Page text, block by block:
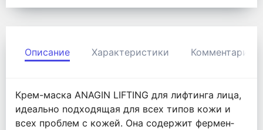
Описание Характеристики Комментарии
Крем-маска ANAGIN LIFTING для лифтинга лица,
идеально noдxoдящaя для всех типов кожи и
всех проблем с кожей. Она содержит фермен­